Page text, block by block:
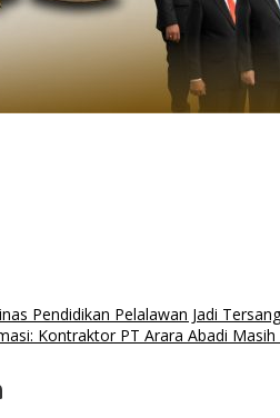
Pendidikan Pelalawan Jadi
Kontraktor PT Arara Abadi